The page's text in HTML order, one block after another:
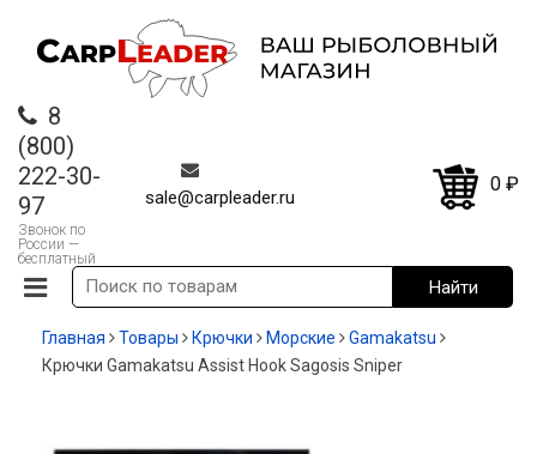
8
(800)
222-30-
97
Звонок по
России —
бесплатный
sale@carpleader.ru
0 ₽
Главная Товары Крючки Морские
Gamakatsu
Крючки Gamakatsu Assist Hook Sagosis Sniper